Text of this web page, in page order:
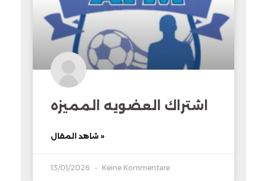
اشتراك العضويه المميزه
شاهد المقال »
13/01/2026 Keine Kommentare